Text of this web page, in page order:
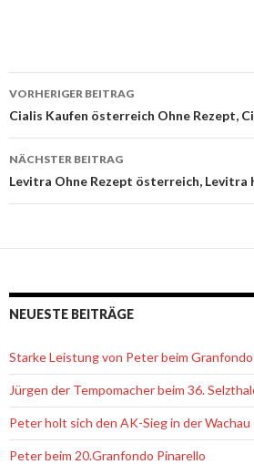
Beitrags-
Navigation
VORHERIGER BEITRAG
Cialis Kaufen österreich Ohne Rezept,
NÄCHSTER BEITRAG
Levitra Ohne Rezept österreich, Levitra
NEUESTE BEITRÄGE
Starke Leistung von Peter beim
Jürgen der Tempomacher beim 36.
Peter holt sich den AK-Sieg in der Wachau
Peter beim 20.Granfondo Pinarello